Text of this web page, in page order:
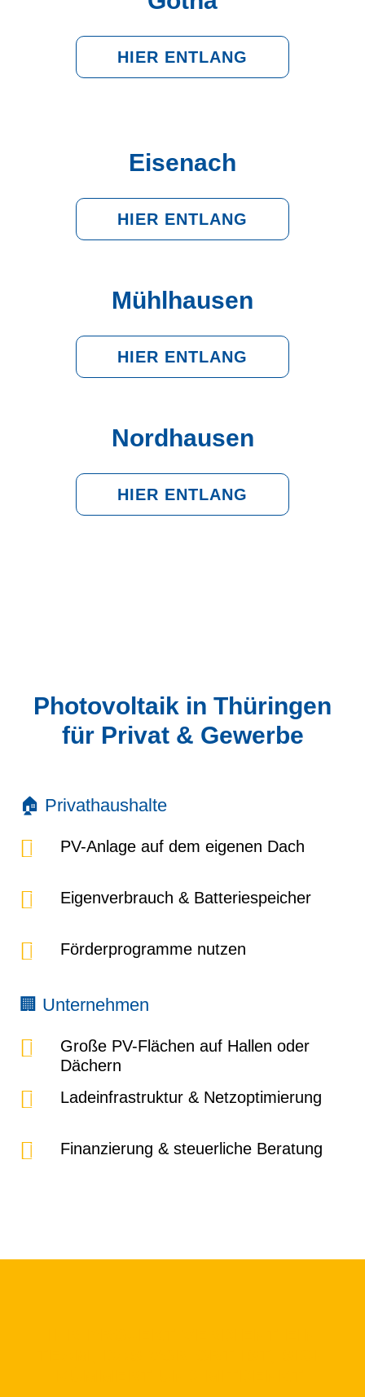
HIER ENTLANG
Eisenach
HIER ENTLANG
Mühlhausen
HIER ENTLANG
Nordhausen
HIER ENTLANG
Photovoltaik in Thüringen
für Privat & Gewerbe
🏠 Privathaushalte
PV-Anlage auf dem eigenen Dach
Eigenverbrauch & Batteriespeicher
Förderprogramme nutzen
🏢 Unternehmen
Große PV-Flächen auf Hallen oder
Dächern
Ladeinfrastruktur & Netzoptimierung
Finanzierung & steuerliche Beratung